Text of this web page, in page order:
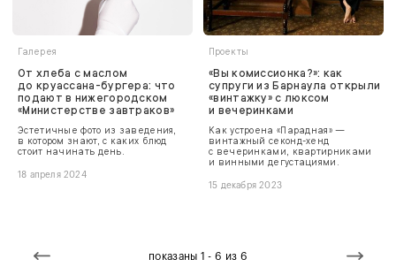
Галерея
От хлеба с маслом
до круассана-бургера: что
подают в нижегородском
«Министерстве завтраков»
Эстетичные фото из заведения,
в котором знают, с каких блюд
стоит начинать день.
18 апреля 2024
Проекты
«Вы комиссионка?»: как
супруги из Барнаула открыли
«винтажку» с люксом
и вечеринками
Как устроена «Парадная» —
винтажный секонд-хенд
с вечеринками, квартирниками
и винными дегустациями.
15 декабря 2023
показаны 1 - 6 из 6